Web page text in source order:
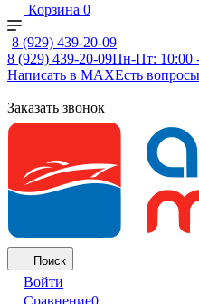
Корзина 0
8 (929) 439-20-09
8 (929) 439-20-09Пн-Пт: 10:00
Написать в MAXЕсть
Заказать звонок
Поиск
Войти
Сравнение0